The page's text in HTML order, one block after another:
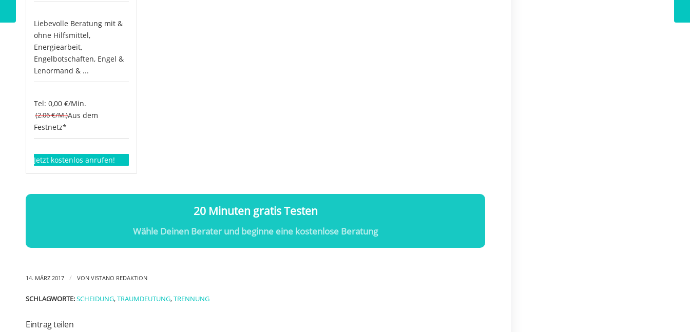
Liebevolle Beratung mit &
ohne Hilfsmittel,
Energiearbeit,
Engelbotschaften, Engel &
Lenormand & ...
Tel: 0,00 €/Min.
(2.06 €/M.)Aus dem
Festnetz*
Jetzt kostenlos anrufen!
20 Minuten gratis Testen
Wähle Deinen Berater und beginne eine kostenlose Beratung
14. MÄRZ 2017 / VON VISTANO REDAKTION
SCHLAGWORTE:SCHEIDUNG,TRAUMDEUTUNG,TRENNUNG
Eintrag teilen